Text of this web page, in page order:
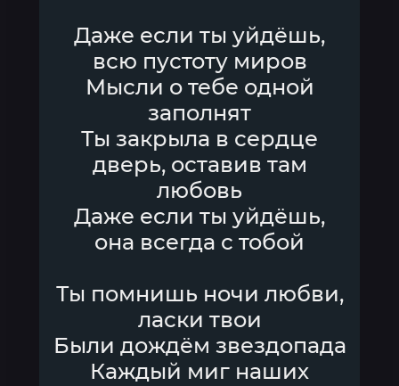
Даже если ты уйдёшь,
всю пустоту миров
Мысли о тебе одной
заполнят
Ты закрыла в сердце
дверь, оставив там
любовь
Даже если ты уйдёшь,
она всегда с тобой
Ты помнишь ночи любви,
ласки твои
Были дождём звездопада
Каждый миг наших